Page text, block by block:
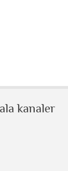
kanaler